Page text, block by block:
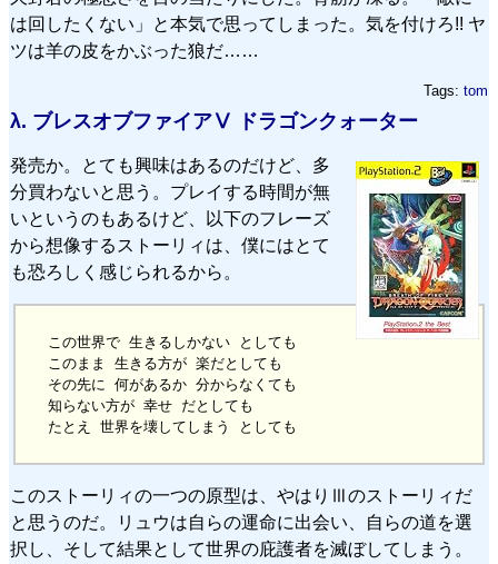
は回したくない」と本気で思ってしまった。気を付けろ!! ヤ
ツは羊の皮をかぶった狼だ……
Tags: tom
λ. ブレスオブファイアⅤ ドラゴンクォーター
発売か。とても興味はあるのだけど、多
分買わないと思う。プレイする時間が無
いというのもあるけど、以下のフレーズ
から想像するストーリィは、僕にはとて
も恐ろしく感じられるから。
この世界で 生きるしかない としても
このまま 生きる方が 楽だとしても
その先に 何があるか 分からなくても
知らない方が 幸せ だとしても
このストーリィの一つの原型は、やはりⅢのストーリィだ
と思うのだ。リュウは自らの運命に出会い、自らの道を選
択し、そして結果として世界の庇護者を滅ぼしてしまう。